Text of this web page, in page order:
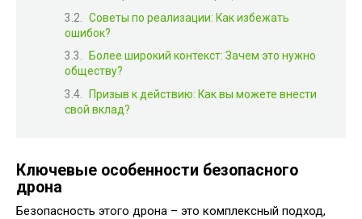
Советы по реализации: Как избежать
ошибок?
Более широкий контекст: Зачем это нужно
обществу?
Призыв к действию: Как вы можете внести
свой вклад?
Ключевые особенности безопасного
дрона
Безопасность этого дрона – это комплексный подход,